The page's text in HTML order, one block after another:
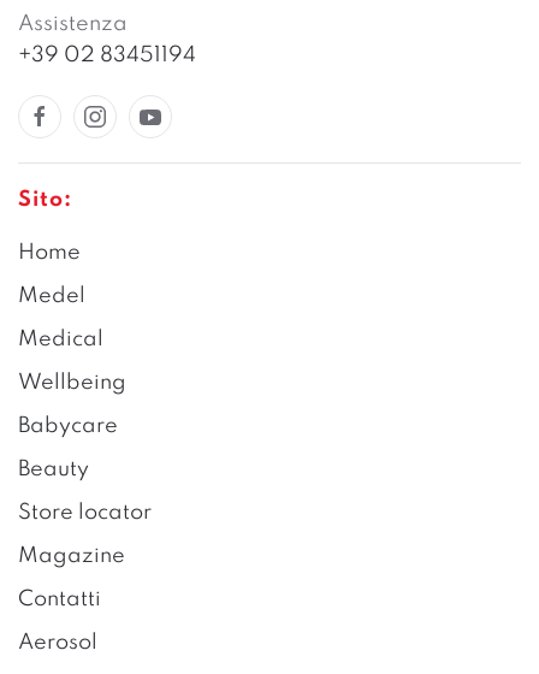
Assistenza
+39 02 83451194
Sito:
Home
Medel
Medical
Wellbeing
Babycare
Beauty
Store locator
Magazine
Contatti
Aerosol